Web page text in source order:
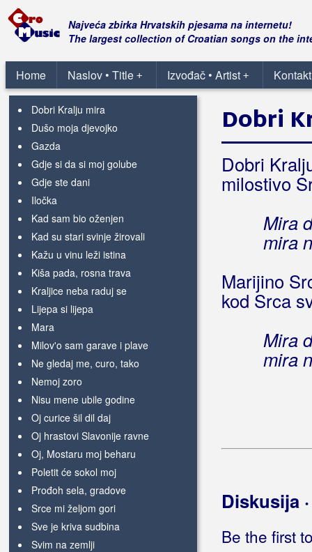
Najveća zbirka Hrvatskih pjesama na internetu!
The largest collection of Croatian songs on the
Home +
Naslov • Title +
Izvođač • Artist
Ajde lole slavonske
Ajmo rode do Studene Vode
Bećarsko srce
Di si bio pijanico
Dobri Kralju mira
Dušo moja djevojko
Gazda
Gdje si da si moj golube
Gdje ste dani
Iločka
Kad sam bio oženjen
Kad su stari svinje žirovali
Kažu u vinu leži istina
Kiša pada, rosna trava
Kraljice neba raduj se
Lijepa si lijepa
Mara
Milov'o sam garave i plave
Ne gledaj me, curo, tako
Nemoj zoro
Nisu mene ubile godine
Oj curice šil dil daj
Oj hrastovi Slavonije ravne
Oj, Mostaru moj beharu
Poletit će sokol moj
Prođoh sela, gradove
Srce mi željom gori
Sve je kriva sudbina
Svim na zemlji
Dobri
Dobri
milostivo
Mira
mira
Marijino
kod Srca
Mira
mira
Diskusija
Be the first